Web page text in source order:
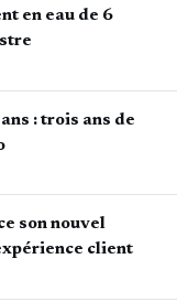
en eau de 6
: trois ans de
son nouvel
client